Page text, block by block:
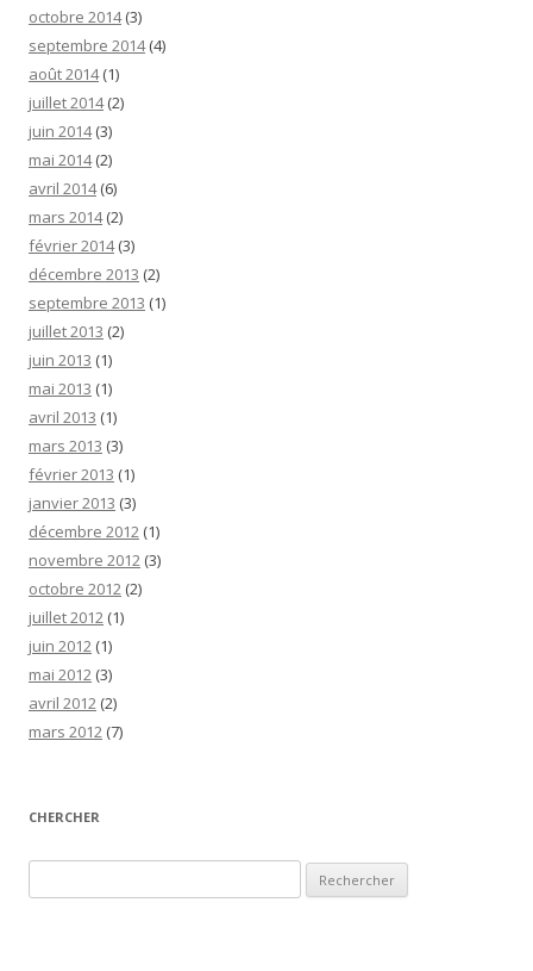
octobre 2014(3)
septembre 2014(4)
août 2014(1)
juillet 2014(2)
juin 2014(3)
mai 2014(2)
avril 2014(6)
mars 2014(2)
février 2014(3)
décembre 2013 (2)
septembre 2013 (1)
juillet 2013 (2)
juin 2013 (1)
mai 2013 (1)
avril 2013 (1)
mars 2013 (3)
février 2013 (1)
janvier 2013 (3)
décembre 2012 (1)
novembre 2012 (3)
octobre 2012 (2)
juillet 2012 (1)
juin 2012 (1)
mai 2012 (3)
avril 2012 (2)
mars 2012 (7)
CHERCHER